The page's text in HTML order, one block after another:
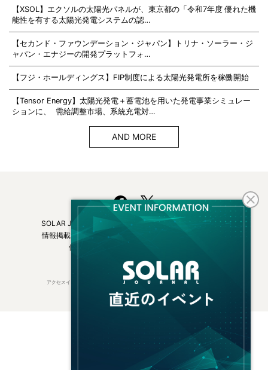
【XSOL】エクソルの太陽光パネルが、東京都の「令和7年度 優れた機
能性を有する太陽光発電システムの認…
【セカンド・ファウンデーション・ジャパン】トリナ・ソーラー・ジ
ャパン・エナジーの開発プラットフォ…
【フジ・ホールディングス】FIP制度による太陽光発電所を稼働開始
【Tensor Energy】太陽光発電＋蓄電池を用いた発電事業シミュレー
ションに、 需給調整市場、系統充電対…
AND MORE
SOLAR JOURNALについて
フリーマガジンはこちら
情報掲載について
広告掲載について
個人情報保護方針
アクセスインターナショナルは持続可能な開発目標（SDGs）を支援しています。
© 2026 Access International Ltd.